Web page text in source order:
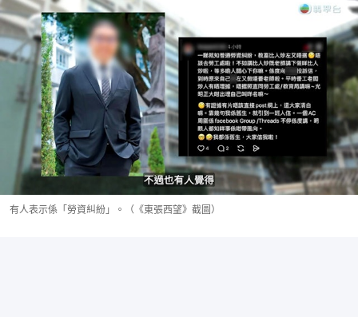
有人表示係「勞資糾紛」。（《東張西望》截圖）